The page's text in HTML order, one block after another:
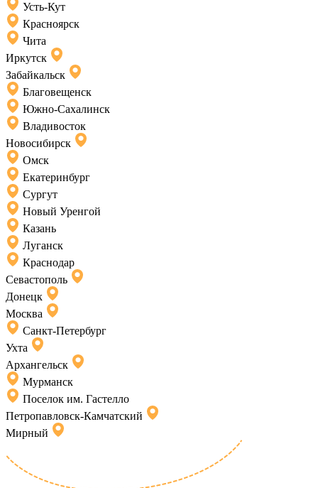
Усть-Кут
Красноярск
Чита
Иркутск
Забайкальск
Благовещенск
Южно-Сахалинск
Владивосток
Новосибирск
Омск
Екатеринбург
Сургут
Новый Уренгой
Казань
Луганск
Краснодар
Севастополь
Донецк
Москва
Санкт-Петербург
Ухта
Архангельск
Мурманск
Поселок им. Гастелло
Петропавловск-Камчатский
Мирный